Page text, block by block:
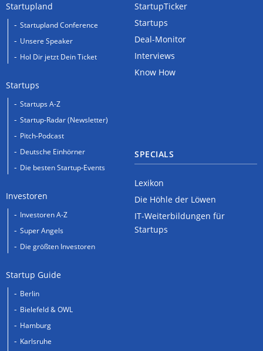
Startupland
Startupland Conference
Unsere Speaker
Hol Dir jetzt Dein Ticket
Startups
Startups A-Z
Startup-Radar (Newsletter)
Pitch-Podcast
Deutsche Einhörner
Die besten Startup-Events
Investoren
Investoren A-Z
Super Angels
Die größten Investoren
Startup Guide
Berlin
Bielefeld & OWL
Hamburg
Karlsruhe
StartupTicker
Startups
Deal-Monitor
Interviews
Know How
SPECIALS
Lexikon
Die Höhle der Löwen
IT-Weiterbildungen für
Startups